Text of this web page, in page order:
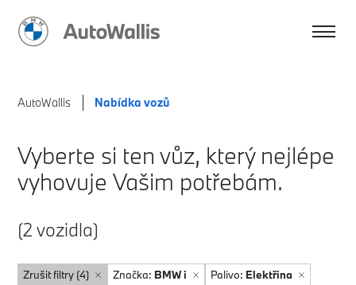
AutoWallis Nabídka vozů
Vyberte si ten vůz, který nejlépe
vyhovuje Vašim potřebám.
(2 vozidla)
Zrušit filtry (4) Značka: BMW i Palivo: Elektřina